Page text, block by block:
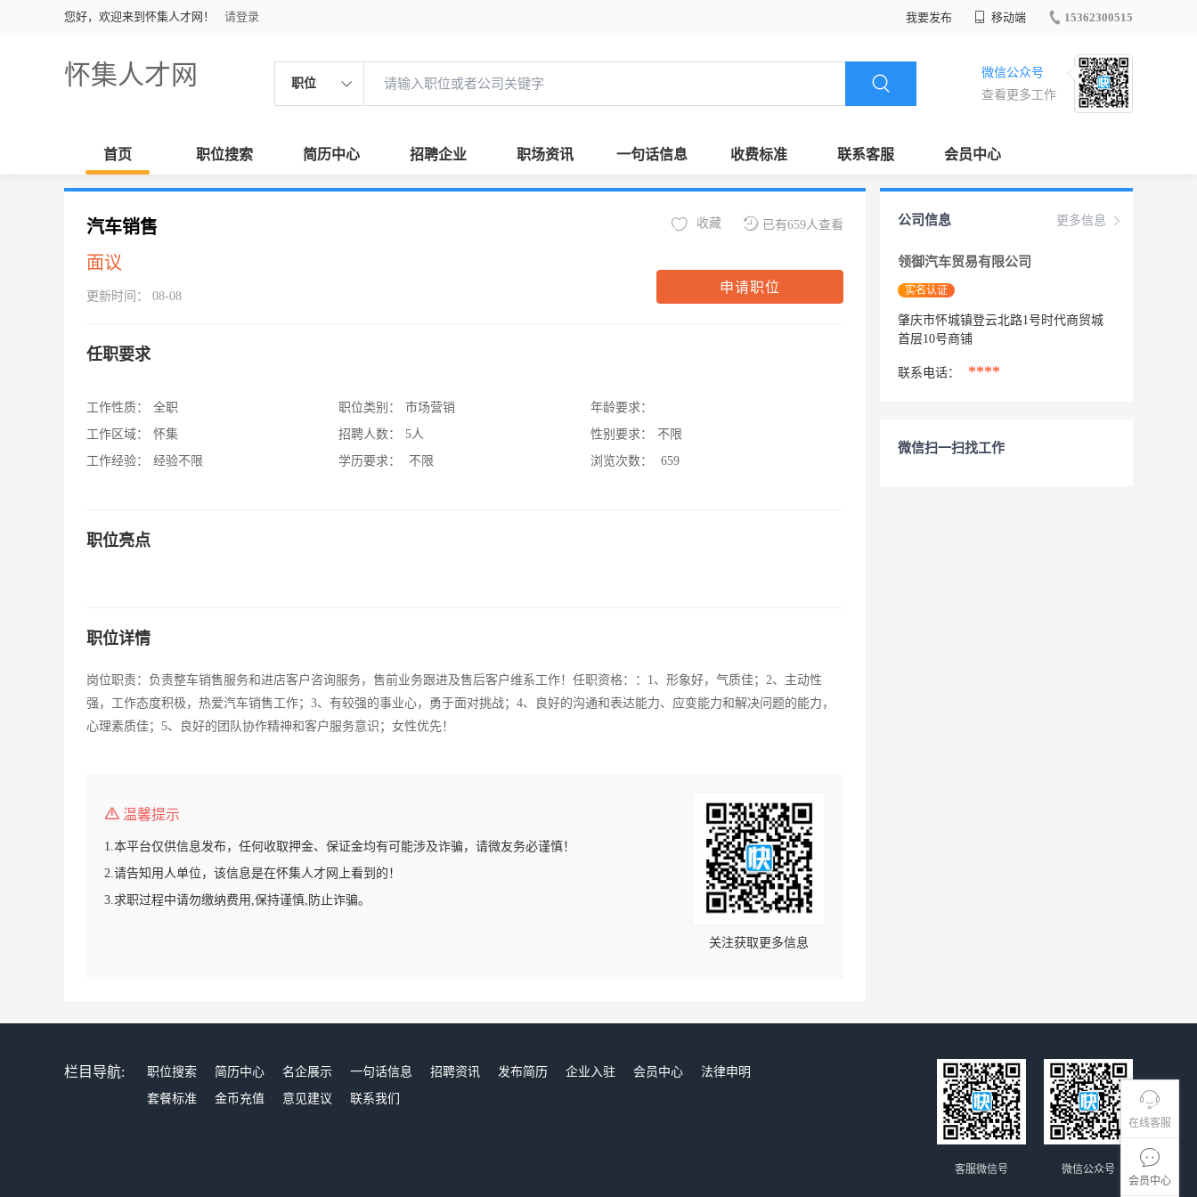
您好，欢迎来到怀集人才网！ 请登录 我要发布 移动端 15362300515
怀集人才网 职位
微信公众号
查看更多工作
首页 职位搜索 简历中心 招聘企业 职场资讯 一句话信息 收费标准 联系客服 会员中心
在线客服
会员中心
汽车销售
面议
更新时间： 08-08
已有659人查看
收藏
申请职位
任职要求
工作性质：
全职
工作区域：
怀集
工作经验：
经验不限
职位类别：
市场营销
招聘人数：
5人
学历要求：
不限
年龄要求：
性别要求：
不限
浏览次数：
659
职位亮点
职位详情
岗位职责：负责整车销售服务和进店客户咨询服务，售前业务跟进及售后客户维系工作！任职资格：：1、形象好，气质佳；2、主动性
强，工作态度积极，热爱汽车销售工作；3、有较强的事业心，勇于面对挑战；4、良好的沟通和表达能力、应变能力和解决问题的能力，
心理素质佳；5、良好的团队协作精神和客户服务意识；女性优先！
温馨提示
1.本平台仅供信息发布，任何收取押金、保证金均有可能涉及诈骗，请微友务必谨慎！
2.请告知用人单位，该信息是在怀集人才网上看到的！
3.求职过程中请勿缴纳费用,保持谨慎,防止诈骗。
关注获取更多信息
更多信息
公司信息
领御汽车贸易有限公司
实名认证
肇庆市怀城镇登云北路1号时代商贸城
首层10号商铺
联系电话： ****
微信扫一扫找工作
栏目导航: 职位搜索 简历中心 名企展示 一句话信息 招聘资讯 发布简历 企业入驻 会员中心
法律申明
套餐标准
金币充值 意见建议 联系我们
微信公众号
客服微信号